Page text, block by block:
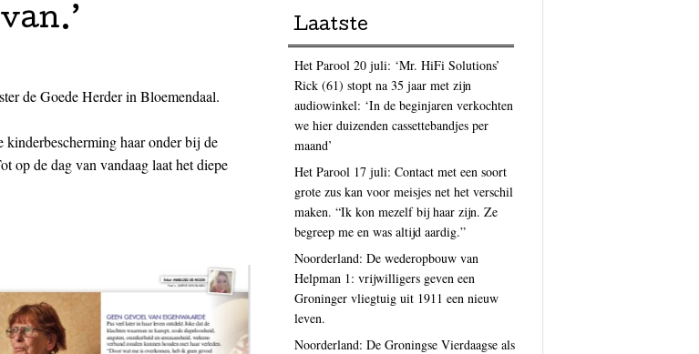
de Goede Herder in Bloemendaal.
haar onder bij de
op de dag van vandaag laat het diepe
Laatste
Het Parool 20 juli: ‘Mr. HiFi Solutions’
Rick (61) stopt na 35 jaar met zijn
audiowinkel: ‘In de beginjaren verkochten
we hier duizenden cassettebandjes per
maand’
Het Parool 17 juli: Contact met een soort
grote zus kan voor meisjes net het verschil
maken. “Ik kon mezelf bij haar zijn. Ze
begreep me en was altijd aardig.”
Noorderland: De wederopbouw van
Helpman 1: vrijwilligers geven een
Groninger vliegtuig uit 1911 een nieuw
leven.
Noorderland: De Groningse Vierdaagse als